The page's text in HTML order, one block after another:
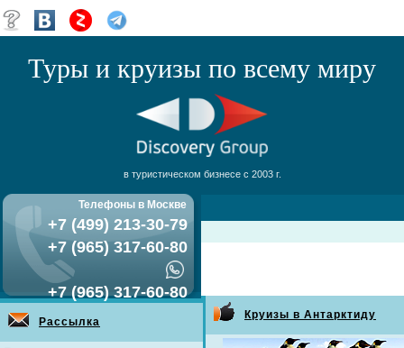
Туры и круизы по всему миру
в туристическом бизнесе с 2003 г.
Телефоны в Москве
+7 (499) 213-30-79
+7 (965) 317-60-80
+7 (965) 317-60-80
Рассылка
Круизы в Антарктиду